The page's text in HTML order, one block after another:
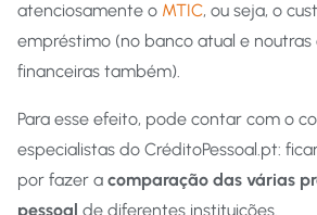
atenciosamente o MTIC, ou seja, o
empréstimo (no banco atual e
financeiras também).
Para esse efeito, pode contar com o
especialistas do CréditoPessoal.pt:
por fazer a comparação das várias
pessoal de diferentes instituições.